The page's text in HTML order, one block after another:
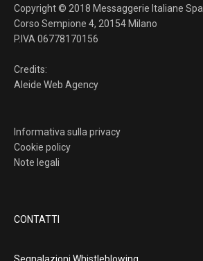
Copyright © 2018 Messaggerie Italiane Spa
Corso Sempione 4, 20154 Milano
P.IVA 06778170156
Credits:
Aleide Web Agency
Informativa sulla privacy
Cookie policy
Note legali
CONTATTI